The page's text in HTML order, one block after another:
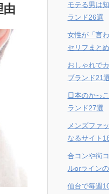
由
モテる男は
ランド26選
女性が「言
セリフまとめ
おしゃれで
ブランド21
日本のかっ
ランド27選
メンズファ
なるサイト
合コンや街
ルorライン
仙台で毎週